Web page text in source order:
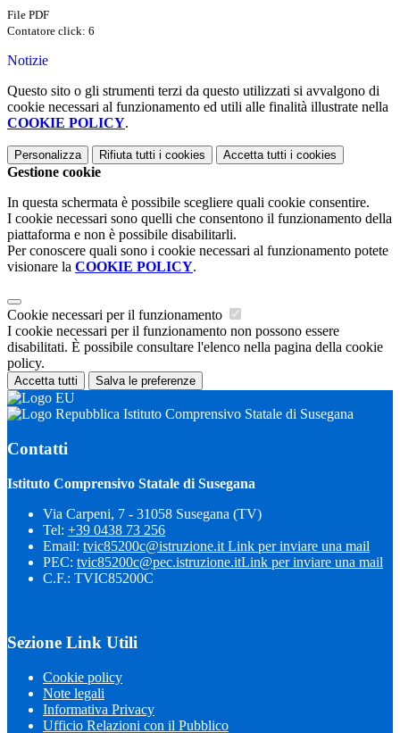
File PDF
Contatore click: 6
Notizie
Questo sito o gli strumenti terzi da questo utilizzati si avvalgono di
cookie necessari al funzionamento ed utili alle finalità illustrate nella
COOKIE POLICY.
Personalizza Rifiuta tutti i cookies Accetta tutti i cookies
Gestione cookie
In questa schermata è possibile scegliere quali cookie consentire.
I cookie necessari sono quelli che consentono il funzionamento della
piattaforma e non è possibile disabilitarli.
Per conoscere quali sono i cookie necessari al funzionamento potete
visionare la COOKIE POLICY.
Cookie necessari per il funzionamento
I cookie necessari per il funzionamento non possono essere
disabilitati. È possibile consultare l'elenco nella pagina della cookie
policy.
Accetta tutti Salva le preferenze
Istituto Comprensivo Statale di Susegana
Contatti
Istituto Comprensivo Statale di Susegana
Via Carpeni, 7 - 31058 Susegana (TV)
Tel: +39 0438 73 256
Email: tvic85200c@istruzione.it Link per inviare una mail
PEC: tvic85200c@pec.istruzione.itLink per inviare una mail
C.F.: TVIC85200C
Sezione Link Utili
Cookie policy
Note legali
Informativa Privacy
Ufficio Relazioni con il Pubblico